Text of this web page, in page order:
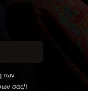
των
σας/I